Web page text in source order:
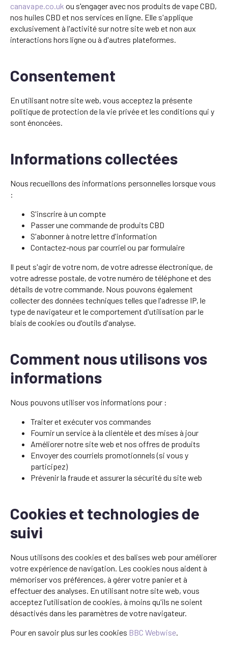
canavape.co.uk ou s'engager avec nos produits de vape CBD,
nos huiles CBD et nos services en ligne. Elle s'applique
exclusivement à l'activité sur notre site web et non aux
interactions hors ligne ou à d'autres plateformes.
Consentement
En utilisant notre site web, vous acceptez la présente
politique de protection de la vie privée et les conditions qui y
sont énoncées.
Informations collectées
Nous recueillons des informations personnelles lorsque vous
:
S'inscrire à un compte
Passer une commande de produits CBD
S'abonner à notre lettre d'information
Contactez-nous par courriel ou par formulaire
Il peut s'agir de votre nom, de votre adresse électronique, de
votre adresse postale, de votre numéro de téléphone et des
détails de votre commande. Nous pouvons également
collecter des données techniques telles que l'adresse IP, le
type de navigateur et le comportement d'utilisation par le
biais de cookies ou d'outils d'analyse.
Comment nous utilisons vos
informations
Nous pouvons utiliser vos informations pour :
Traiter et exécuter vos commandes
Fournir un service à la clientèle et des mises à jour
Améliorer notre site web et nos offres de produits
Envoyer des courriels promotionnels (si vous y
participez)
Prévenir la fraude et assurer la sécurité du site web
Cookies et technologies de
suivi
Nous utilisons des cookies et des balises web pour améliorer
votre expérience de navigation. Les cookies nous aident à
mémoriser vos préférences, à gérer votre panier et à
effectuer des analyses. En utilisant notre site web, vous
acceptez l'utilisation de cookies, à moins qu'ils ne soient
désactivés dans les paramètres de votre navigateur.
Pour en savoir plus sur les cookies BBC Webwise.